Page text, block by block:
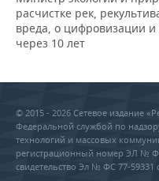
расчистке рек,
вреда, о цифровизации и
через 10 лет
© 2015 - 2026 Сетевое издание
Федеральной службой по
технологий и массовых
регистрационный номер ЭЛ №
свидетельство Эл № ФС 77-59331